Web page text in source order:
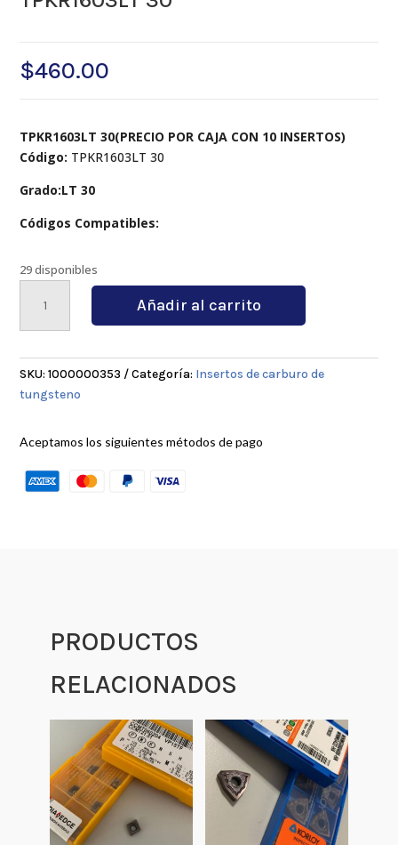
$460.00
TPKR1603LT 30(PRECIO POR CAJA CON 10 INSERTOS)
Código: TPKR1603LT 30
Grado:LT 30
Códigos Compatibles:
29 disponibles
TPKR1603LT
cantidad
Añadir al carrito
SKU:1000000353 Categoría: Insertos de carburo de
tungsteno
Aceptamos los siguientes métodos de pago
PRODUCTOS
RELACIONADOS